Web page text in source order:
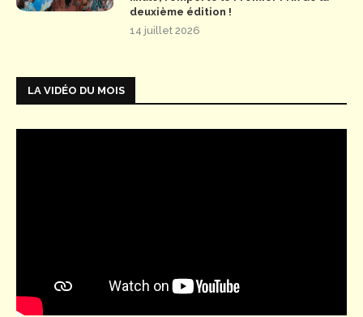
deuxième édition !
14 juillet 2026
LA VIDÉO DU MOIS